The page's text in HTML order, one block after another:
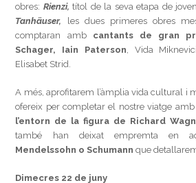
obres: Rienzi, títol de la seva etapa de
Tanhäuser, les dues primeres obres
comptaran amb cantants de gran
Schager, Iain Paterson , Vida
Elisabet Strid.
A més, aprofitarem l’àmplia vida cultural i
ofereix per completar el nostre viatge amb
l’entorn de la figura de Richard
també han deixat empremta en
Mendelssohn o Schumannque
Dimecres 22 de juny